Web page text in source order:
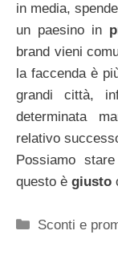
in media,
un paesino in
brand vieni
la faccenda è
grandi città,
determinata
relativo
Possiamo
questo è giusto
Categorie
Sconti e